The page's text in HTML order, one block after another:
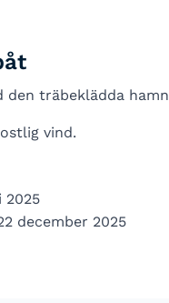
träbeklädda
vind.
2025
december 2025